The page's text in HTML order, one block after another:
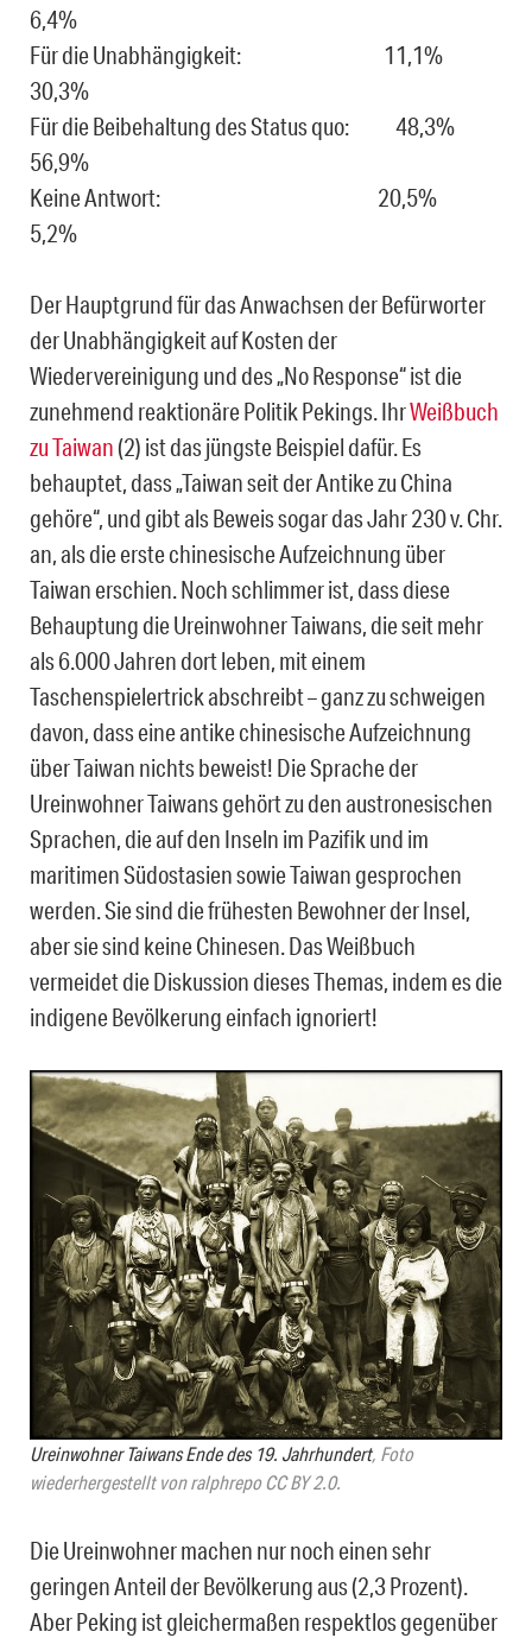
6,4%
Für die Unabhängigkeit: 11,1%
30,3%
Für die Beibehaltung des Status quo: 48,3%
56,9%
Keine Antwort: 20,5%
5,2%
Der Hauptgrund für das Anwachsen der Befürworter
der Unabhängigkeit auf Kosten der
Wiedervereinigung und des „No Response“ ist die
zunehmend reaktionäre Politik Pekings. IhrWeißbuch
zu Taiwan(2) ist das jüngste Beispiel dafür. Es
behauptet, dass „Taiwan seit der Antike zu China
gehöre“, und gibt als Beweis sogar das Jahr 230 v. Chr.
an, als die erste chinesische Aufzeichnung über
Taiwan erschien. Noch schlimmer ist, dass diese
Behauptung die Ureinwohner Taiwans, die seit mehr
als 6.000 Jahren dort leben, mit einem
Taschenspielertrick abschreibt – ganz zu schweigen
davon, dass eine antike chinesische Aufzeichnung
über Taiwan nichts beweist! Die Sprache der
Ureinwohner Taiwans gehört zu den austronesischen
Sprachen, die auf den Inseln im Pazifik und im
maritimen Südostasien sowie Taiwan gesprochen
werden. Sie sind die frühesten Bewohner der Insel,
aber sie sind keine Chinesen. Das Weißbuch
vermeidet die Diskussion dieses Themas, indem es die
indigene Bevölkerung einfach ignoriert!
Ureinwohner Taiwans Ende des 19. Jahrhundert, Foto
wiederhergestellt von ralphrepo CC BY 2.0.
Die Ureinwohner machen nur noch einen sehr
geringen Anteil der Bevölkerung aus (2,3 Prozent).
Aber Peking ist gleichermaßen respektlos gegenüber